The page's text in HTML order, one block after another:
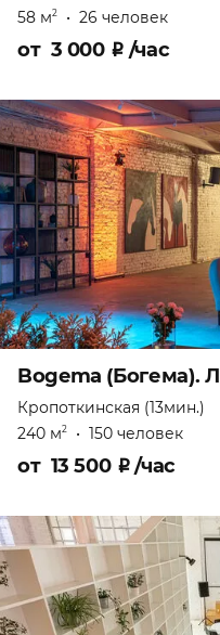
58 м2 • 26 человек
от 3 000 ₽ /час
Bogema (Богема).
Кропоткинская (13мин.)
240 м2 • 150 человек
от 13 500 ₽/час